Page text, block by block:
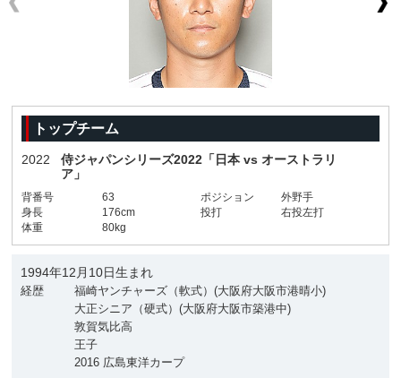
トップチーム
2022
侍ジャパンシリーズ2022「日本 vs オーストラリ
ア」
背番号 63 ポジション
外野手
身長
176cm 投打
右投左打
体重
80kg
1994年12月10日生まれ
経歴
福崎ヤンチャーズ（軟式）(大阪府大阪市港晴小)
大正シニア（硬式）(大阪府大阪市築港中)
敦賀気比高
王子
2016 広島東洋カープ